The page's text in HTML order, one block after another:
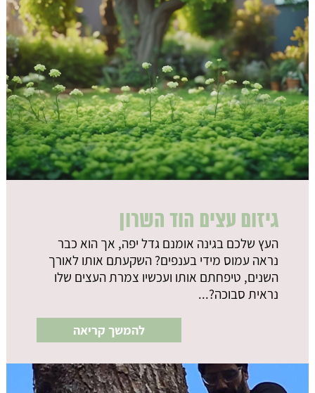
גיזום עצים הוד השרון
העץ שלכם בגינה אומנם גדל יפה, אך הוא כבר
נראה עמוס מידי בענפים? השקעתם אותו לאורך
השנים, טיפחתם אותו ועכשיו צמרת העצים שלו
נראית סבוכה?...
להמשך קריאה